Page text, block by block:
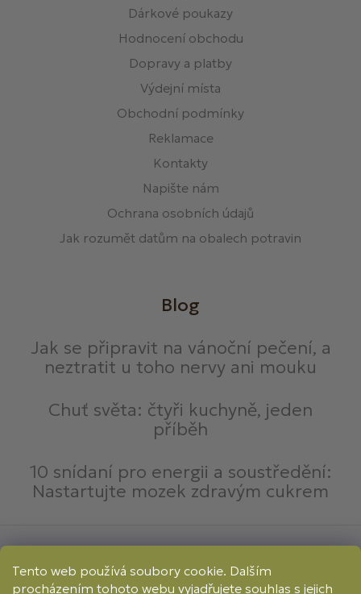
Tento web používá soubory cookie. Dalším
procházením tohoto webu vyjadřujete souhlas s jejich
Dárkové poukazy
Hodnocení obchodu
Dopravy a platby
Výdejní místa
Obchodní podmínky
Reklamace
Kontakty
Napište nám
Ochrana osobních údajů
Jak rozumět datům na obalech potravin
Blog
Jak se připravit na vánoční pečení, a
neztratit u toho nervy ani mouku
Chuť světa: čtyři kuchyně, jeden
příběh
10 snídaní pro energii a soustředění:
Nastartujte mozek zdravým cukrem
Online Převod Dobírka